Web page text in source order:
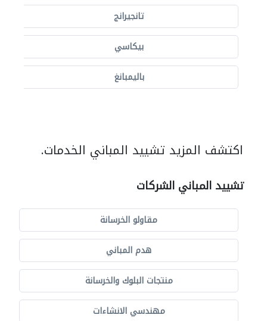
تانجيرانج
بيكاسي
باليمبانغ
اكتشف المزيد تشييد المباني الخدمات.
تشييد المباني الشركات
مقاولو الخرسانة
هدم المباني
منتجات البلوك والخرسانة
مهندسي الانشاءات